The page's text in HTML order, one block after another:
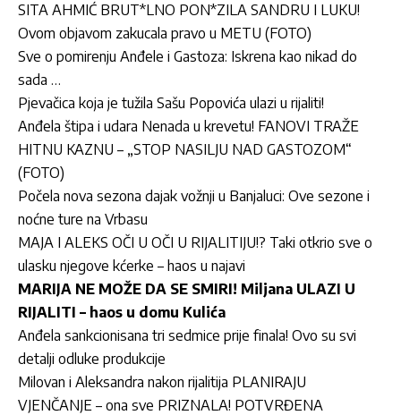
SITA AHMIĆ BRUT*LNO PON*ZILA SANDRU I LUKU!
Ovom objavom zakucala pravo u METU (FOTO)
Sve o pomirenju Anđele i Gastoza: Iskrena kao nikad do
sada …
Pjevačica koja je tužila Sašu Popovića ulazi u rijaliti!
Anđela štipa i udara Nenada u krevetu! FANOVI TRAŽE
HITNU KAZNU – „STOP NASILJU NAD GASTOZOM“
(FOTO)
Počela nova sezona dajak vožnji u Banjaluci: Ove sezone i
noćne ture na Vrbasu
MAJA I ALEKS OČI U OČI U RIJALITIJU!? Taki otkrio sve o
ulasku njegove kćerke – haos u najavi
MARIJA NE MOŽE DA SE SMIRI! Miljana ULAZI U
RIJALITI – haos u domu Kulića
Anđela sankcionisana tri sedmice prije finala! Ovo su svi
detalji odluke produkcije
Milovan i Aleksandra nakon rijalitija PLANIRAJU
VJENČANJE – ona sve PRIZNALA! POTVRĐENA